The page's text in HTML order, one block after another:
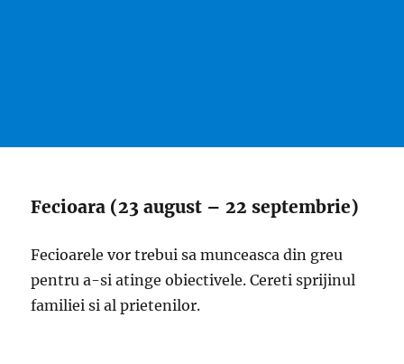
Fecioara (23 august – 22 septembrie)
Fecioarele vor trebui sa munceasca din greu
pentru a-si atinge obiectivele. Cereti sprijinul
familiei si al prietenilor.